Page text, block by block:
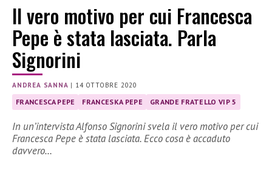
Il vero motivo per cui Francesca
Pepe è stata lasciata. Parla
Signorini
ANDREA SANNA | 14 OTTOBRE 2020
FRANCESCA PEPE FRANCESKA PEPE GRANDE FRATELLO VIP 5
In un’intervista Alfonso Signorini svela il vero motivo per cui
Francesca Pepe è stata lasciata. Ecco cosa è accaduto
davvero…